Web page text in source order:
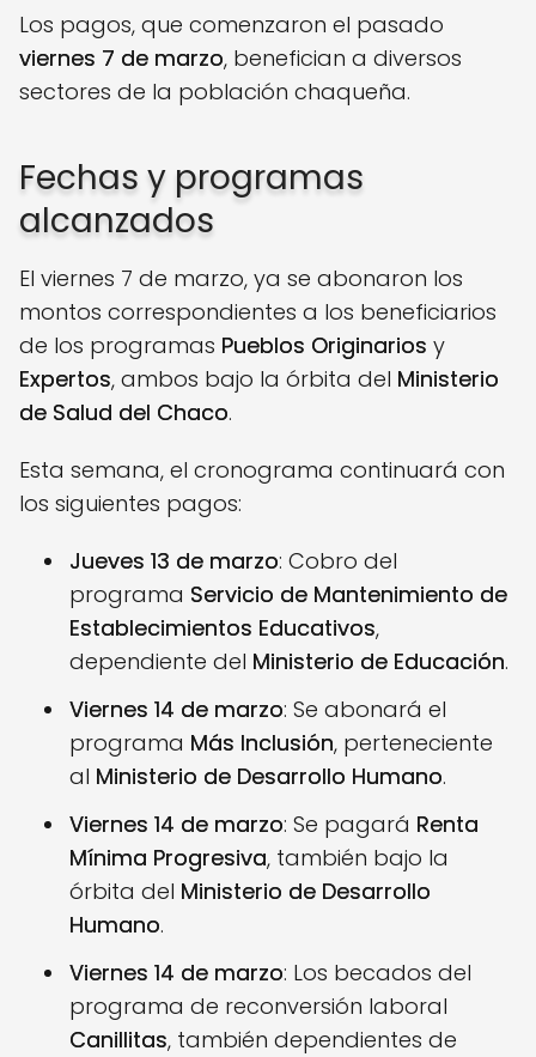
Los pagos, que comenzaron el pasado
viernes 7 de marzo, benefician a diversos
sectores de la población chaqueña.
Fechas y programas
alcanzados
El viernes 7 de marzo, ya se abonaron los
montos correspondientes a los beneficiarios
de los programas Pueblos Originarios y
Expertos, ambos bajo la órbita del Ministerio
de Salud del Chaco.
Esta semana, el cronograma continuará con
los siguientes pagos:
Jueves 13 de marzo: Cobro del
programa Servicio de Mantenimiento de
Establecimientos Educativos,
dependiente del Ministerio de Educación.
Viernes 14 de marzo: Se abonará el
programa Más Inclusión, perteneciente
al Ministerio de Desarrollo Humano.
Viernes 14 de marzo: Se pagará Renta
Mínima Progresiva, también bajo la
órbita del Ministerio de Desarrollo
Humano.
Viernes 14 de marzo: Los becados del
programa de reconversión laboral
Canillitas, también dependientes de